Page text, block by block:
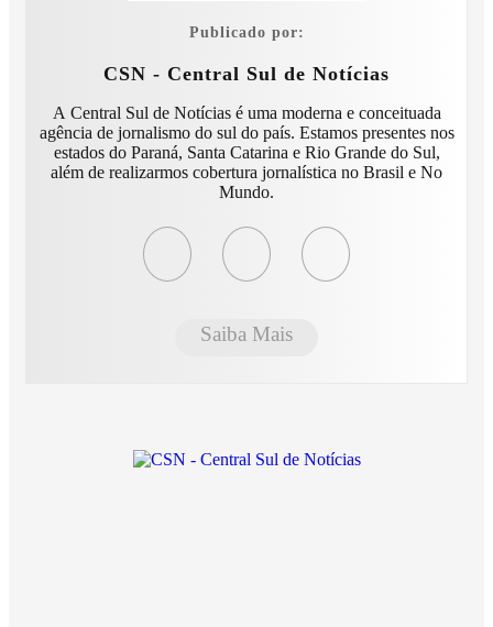
Publicado por:
CSN - Central Sul de Notícias
A Central Sul de Notícias é uma moderna e conceituada
agência de jornalismo do sul do país. Estamos presentes nos
estados do Paraná, Santa Catarina e Rio Grande do Sul,
além de realizarmos cobertura jornalística no Brasil e No
Mundo.
Saiba Mais